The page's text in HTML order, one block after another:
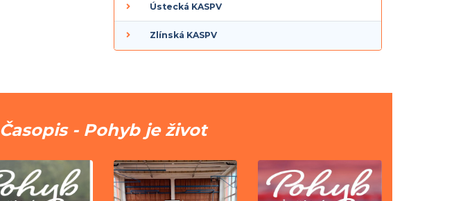
Ústecká KASPV
Zlínská KASPV
Časopis - Pohyb je život